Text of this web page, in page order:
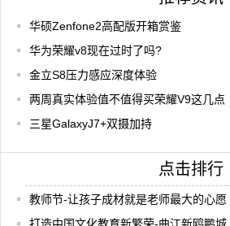
华硕Zenfone2高配版开箱赏鉴
华为荣耀v8现在过时了吗?
金立S8压力感应深度体验
两周真实体验值不值得买荣耀V9这几点
三星GalaxyJ7+双摄加持
点击排行
教师节-让孩子成材就是老师最大的心愿